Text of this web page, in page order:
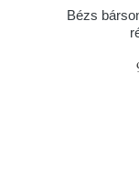
Bézs